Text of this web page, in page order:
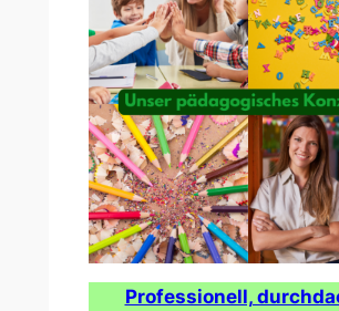
Professionell,